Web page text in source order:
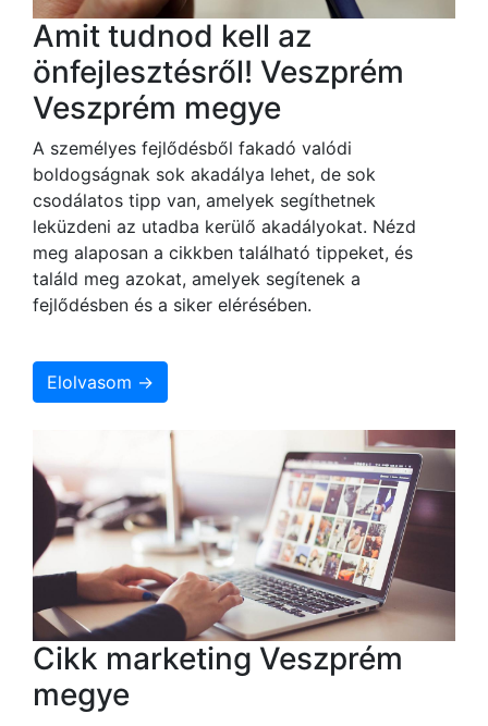
Amit tudnod kell az
önfejlesztésről! Veszprém
Veszprém megye
A személyes fejlődésből fakadó valódi
boldogságnak sok akadálya lehet, de sok
csodálatos tipp van, amelyek segíthetnek
leküzdeni az utadba kerülő akadályokat. Nézd
meg alaposan a cikkben található tippeket, és
találd meg azokat, amelyek segítenek a
fejlődésben és a siker elérésében.
Elolvasom →
Cikk marketing Veszprém
megye